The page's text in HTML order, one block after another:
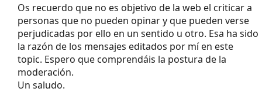
Os recuerdo que no es objetivo de la web el criticar a
personas que no pueden opinar y que pueden verse
perjudicadas por ello en un sentido u otro. Esa ha sido
la razón de los mensajes editados por mí en este
topic. Espero que comprendáis la postura de la
moderación.
Un saludo.